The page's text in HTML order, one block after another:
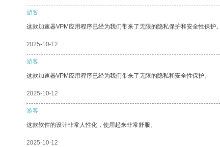
游客
这款加速器VPM应用程序已经为我们带来了无限的隐私保护和安全性保护
2025-10-12
游客
这款加速器VPM应用程序已经为我们带来了无限的隐私和安全性保护。
2025-10-12
游客
这款软件的设计非常人性化，使用起来非常舒服。
2025-10-12